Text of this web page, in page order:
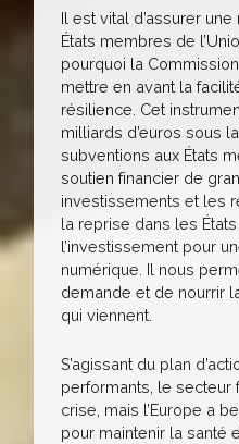
Il est vital d’assurer
États membres de
pourquoi la
mettre en avant la
résilience. Cet
milliards d’euros sous
subventions aux États
soutien financier de
investissements et les
la reprise dans les
l’investissement pour
numérique. Il nous
demande et de nourrir
qui viennent.
S’agissant du plan
performants, le secteur
crise, mais l’Europe a
pour maintenir la santé